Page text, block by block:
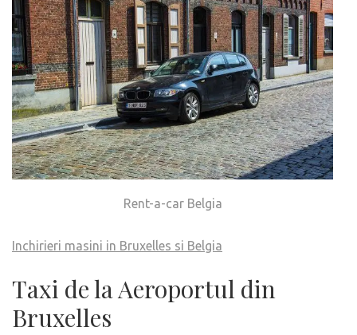
Rent-a-car Belgia
Inchirieri masini in Bruxelles si Belgia
Taxi de la Aeroportul din
Bruxelles